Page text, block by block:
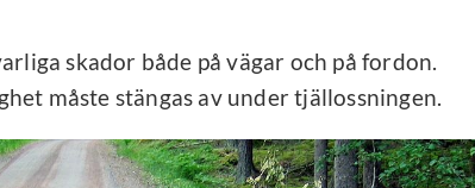
skador både på vägar och på fordon.
måste stängas av under tjällossningen.